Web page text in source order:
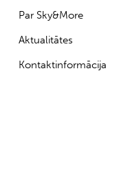
Par Sky&More
Aktualitātes
Kontaktinformācija